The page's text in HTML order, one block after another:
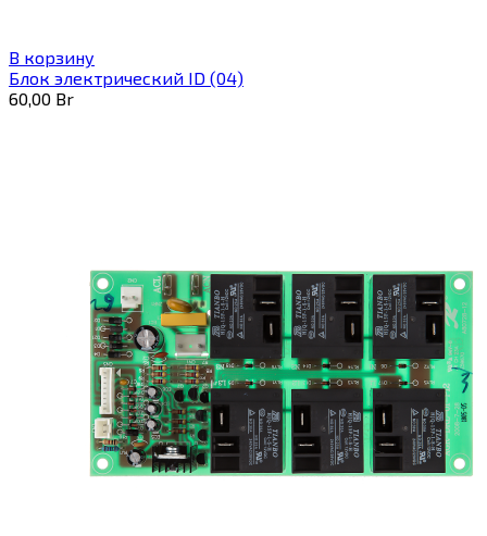
В корзину
Блок электрический ID (04)
60,00 Br